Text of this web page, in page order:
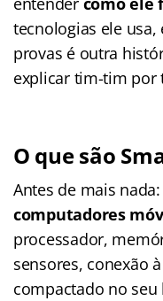
tecnologias ele usa,
provas é outra
explicar tim-tim por
O que são
Antes de mais nada:
computadores
processador,
sensores, conexão
compactado no